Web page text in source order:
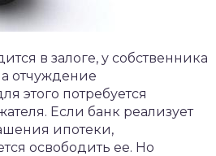
в залоге, у собственника
отчуждение
этого потребуется
Если банк реализует
ипотеки,
освободить ее. Но